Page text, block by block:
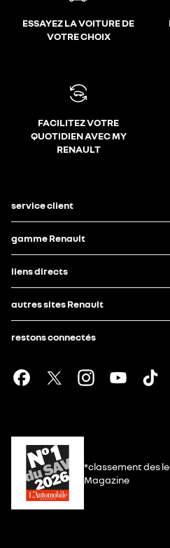
ESSAYEZ LA VOITURE DE
VOTRE CHOIX
FACILITEZ VOTRE
QUOTIDIEN AVEC MY
RENAULT
service client
gamme Renault
liens directs
autres sites Renault
restons connectés
*classement des
Magazine